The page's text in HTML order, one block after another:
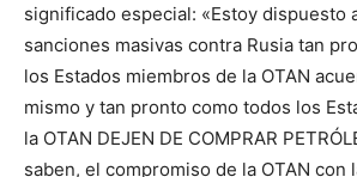
significado especial: «Estoy dispuesto
sanciones masivas contra Rusia tan
los Estados miembros de la OTAN
mismo y tan pronto como todos los
la OTAN DEJEN DE COMPRAR
saben, el compromiso de la OTAN con